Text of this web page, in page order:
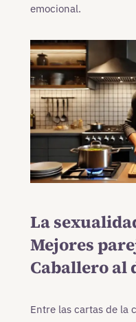
emocional.
La
Mejores
Caballero al
Entre las cartas de la